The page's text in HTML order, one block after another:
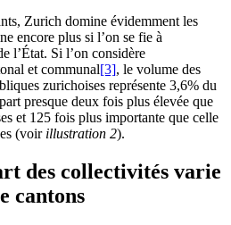
Zurich domine évidemment les
encore plus si l’on se fie à
l’État. Si l’on considère
et communal[3], le volume des
zurichoises représente 3,6% du
presque deux fois plus élevée que
et 125 fois plus importante que celle
(voir illustration 2).
des collectivités varie
cantons